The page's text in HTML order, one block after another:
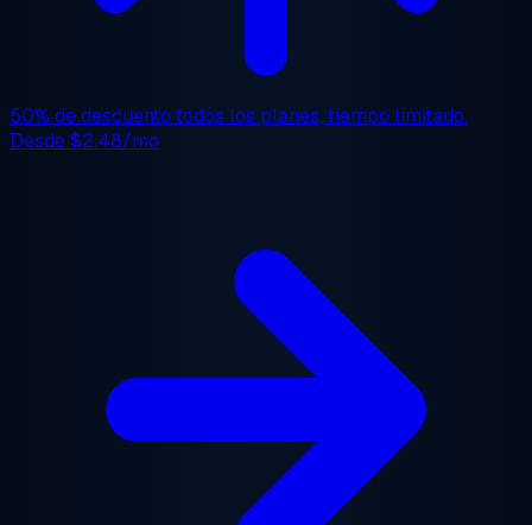
50% de descuento todos los planes, tiempo limitado.
Desde$2.48/mo